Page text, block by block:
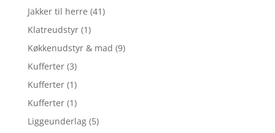
Jakker til herre (41)
Klatreudstyr (1)
Køkkenudstyr & mad (9)
Kufferter (3)
Kufferter (1)
Kufferter (1)
Liggeunderlag (5)